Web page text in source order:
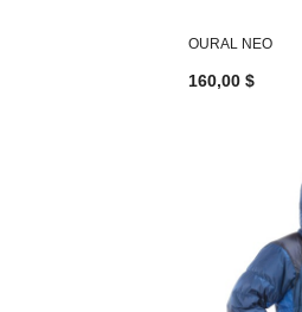
OURAL NEO
160,00 $